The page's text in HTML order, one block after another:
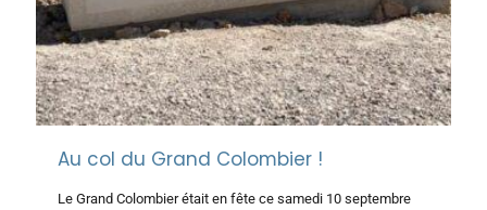
Au col du Grand Colombier !
Le Grand Colombier était en fête ce samedi 10 septembre